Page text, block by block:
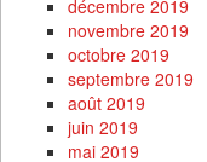
décembre 2019
novembre 2019
octobre 2019
septembre 2019
août 2019
juin 2019
mai 2019